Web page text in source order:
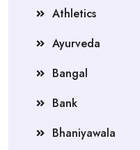
Athletics
Ayurveda
Bangal
Bank
Bhaniyawala